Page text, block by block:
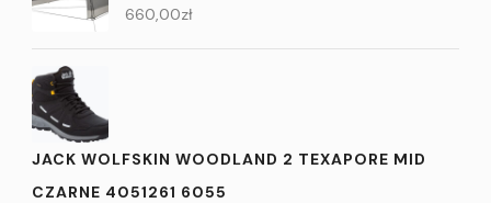
660,00zł
JACK WOLFSKIN WOODLAND 2 TEXAPORE MID
CZARNE 4051261 6055